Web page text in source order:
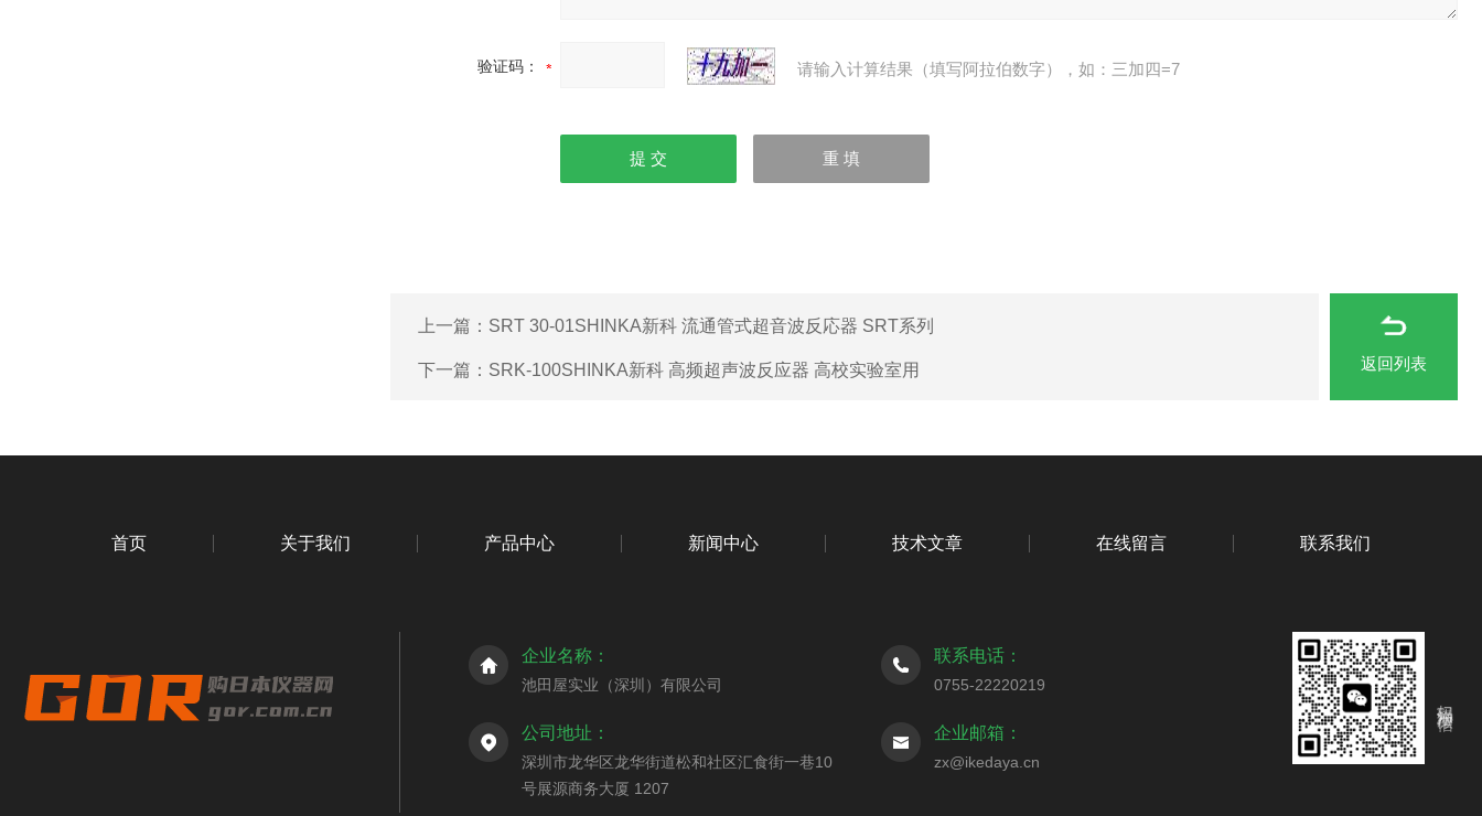
验证码： 请输入计算结果（填写阿拉伯数字），如：三加四=7
上一篇： SRT 30-01SHINKA新科 流通管式超音波反応器 SRT系列
下一篇： SRK-100SHINKA新科 高频超声波反应器 高校实验室用 返回列表
首页 关于我们 产品中心 新闻中心 技术文章 在线留言 联系我们
企业名称：
池田屋实业（深圳）有限公司
联系电话：
0755-22220219
公司地址：
深圳市龙华区龙华街道松和社区汇食街一巷10
号展源商务大厦 1207
企业邮箱：
zx@ikedaya.cn